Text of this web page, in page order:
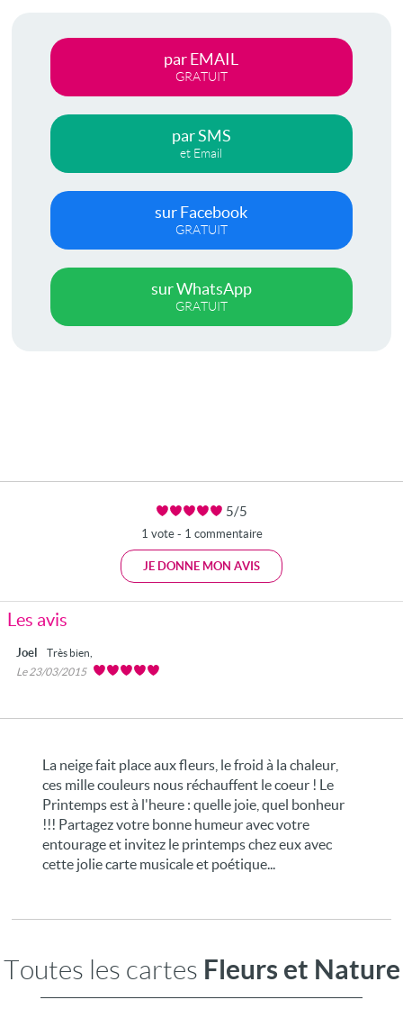
par EMAIL
GRATUIT
par SMS
et Email
sur Facebook
GRATUIT
sur WhatsApp
GRATUIT
5/5
1 vote - 1 commentaire
JE DONNE MON AVIS
Les avis
Joel
Très bien,
Le 23/03/2015
La neige fait place aux fleurs, le froid à la chaleur,
ces mille couleurs nous réchauffent le coeur ! Le
Printemps est à l'heure : quelle joie, quel bonheur
!!! Partagez votre bonne humeur avec votre
entourage et invitez le printemps chez eux avec
cette jolie carte musicale et poétique...
Toutes les cartes Fleurs et Nature